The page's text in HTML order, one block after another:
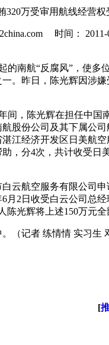
320万受审用航线经营权
时间： 2011-
的南航“反腐风”，使多
。昨日，陈光辉因涉
间，陈光辉在担任中国
股份公司及其下属公
江经济开发区日美航
，分4次，共计收受日
云航空服务有限公司
月2日收受白云公司总
陈光辉将上述150万元
（记者 练情情 实习生
[